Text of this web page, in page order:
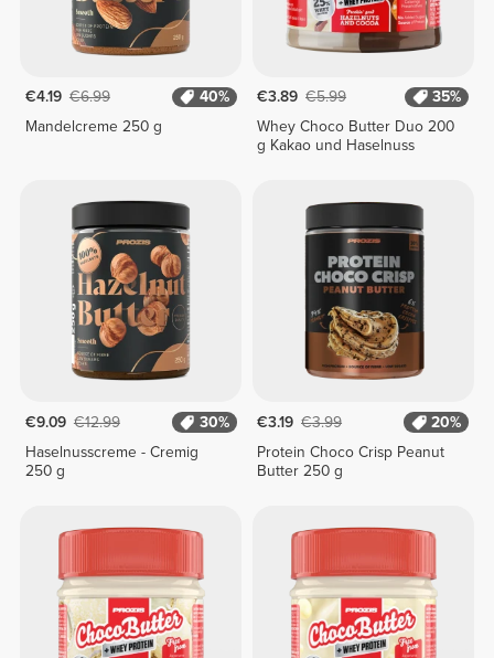
€4.19 €6.99
40%
Mandelcreme 250 g
€3.89 €5.99
35%
Whey Choco Butter Duo 200
g Kakao und Haselnuss
€9.09 €12.99
30%
Haselnusscreme - Cremig
250 g
€3.19 €3.99
20%
Protein Choco Crisp Peanut
Butter 250 g